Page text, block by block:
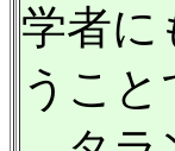
学者に
うこと